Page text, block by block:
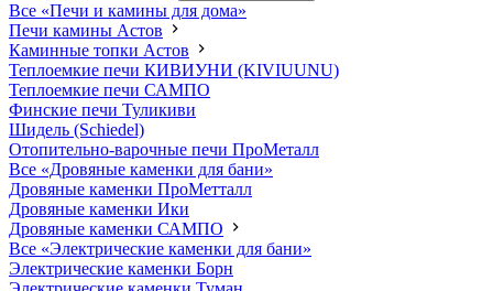
Все «Печи и камины для дома»
Печи камины Астов
Каминные топки Астов
Теплоемкие печи КИВИУНИ (KIVIUUNU)
Теплоемкие печи САМПО
Финские печи Туликиви
Шидель (Schiedel)
Отопительно-варочные печи ПроМеталл
Все «Дровяные каменки для бани»
Дровяные каменки ПроМетталл
Дровяные каменки Ики
Дровяные каменки САМПО
Все «Электрические каменки для бани»
Электрические каменки Борн